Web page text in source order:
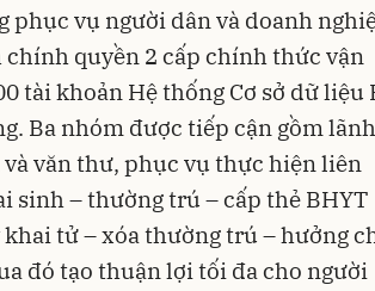
phục vụ người dân và doanh
quyền 2 cấp chính thức vận
tài khoản Hệ thống Cơ sở dữ liệu
Ba nhóm được tiếp cận gồm lãnh
văn thư, phục vụ thực hiện liên
sinh – thường trú – cấp thẻ BHYT
tử – xóa thường trú – hưởng
đó tạo thuận lợi tối đa cho người